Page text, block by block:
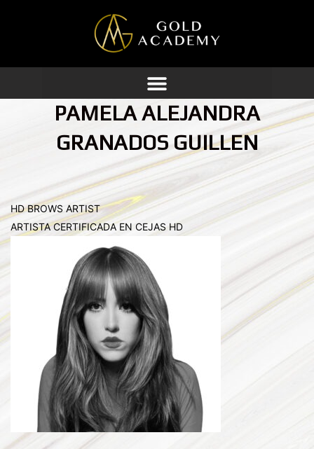
contenido
PAMELA ALEJANDRA
GRANADOS GUILLEN
HD BROWS ARTIST
ARTISTA CERTIFICADA EN CEJAS HD